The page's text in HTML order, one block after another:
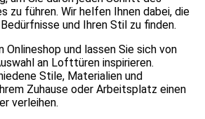
zu führen. Wir helfen Ihnen dabei, die
und Ihren Stil zu finden.
Onlineshop und lassen Sie sich von
an Lofttüren inspirieren.
Stile, Materialien und
Zuhause oder Arbeitsplatz einen
verleihen.